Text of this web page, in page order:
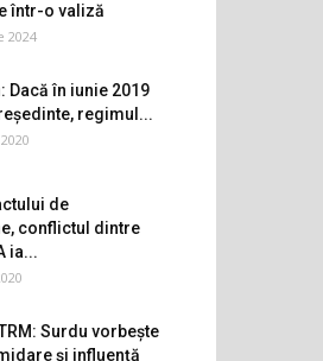
într-o valiză
2024
Dacă în iunie 2019
regimul...
de
conflictul dintre
ia...
Surdu vorbește
și influență